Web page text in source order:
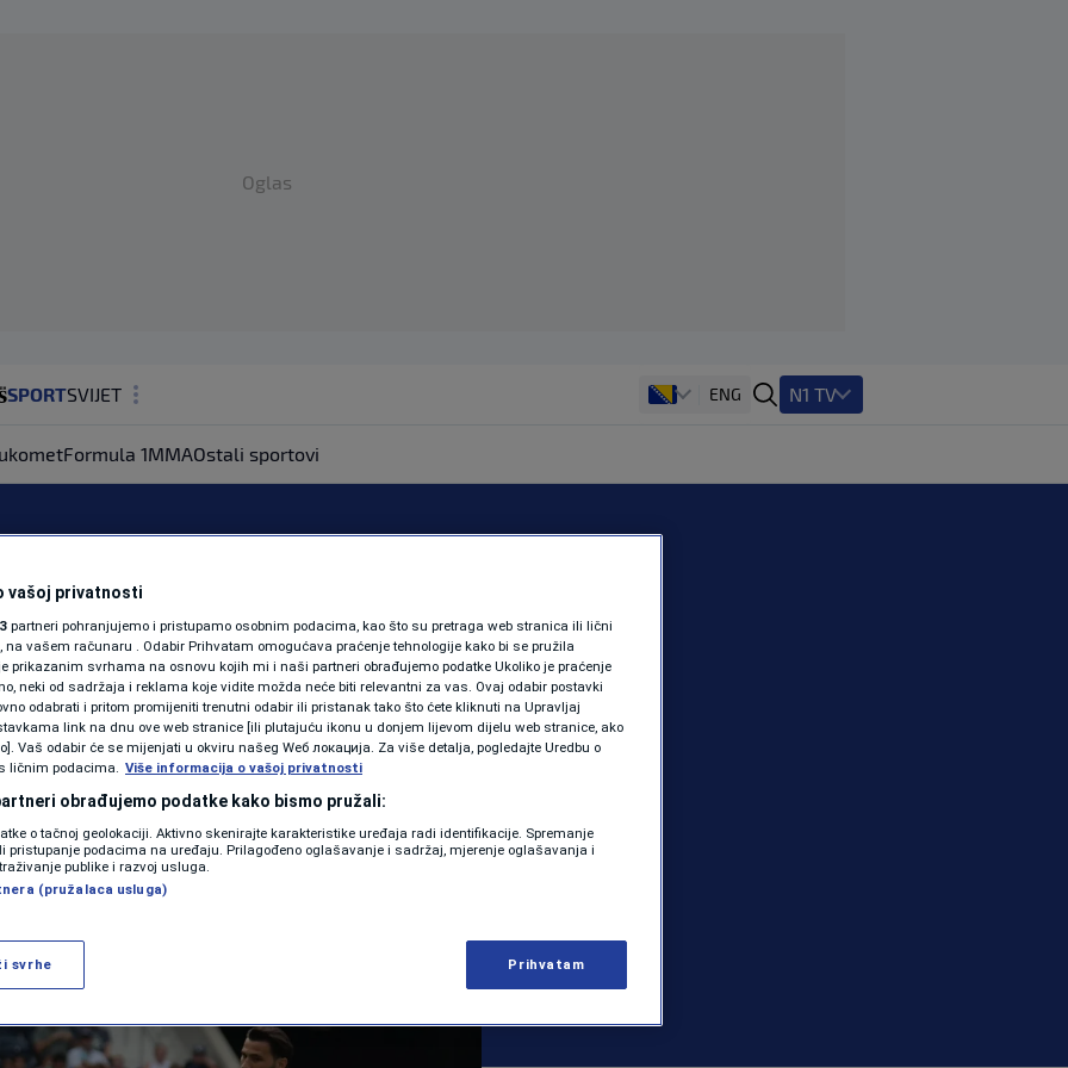
Oglas
SPORTSVIJET
ZDRAVLJE
SHOWBIZ
KOLUMNE
PODCAST
N1 SPECIJAL
FENOMENI
NEISTRAŽENO
VIRALNO
VIDEO
ENG N1 TV
Formula 1MMAOstali sportovi
Paname u
pred nastup na
NOGOMET | 0 komentara
vašoj privatnosti
partneri pohranjujemo i pristupamo osobnim podacima, kao što su pretraga web stranica ili lični
na vašem računaru . Odabir Prihvatam omogućava praćenje tehnologije kako bi se pružila
prikazanim svrhama na osnovu kojih mi i naši partneri obrađujemo podatke Ukoliko je praćenje
neki od sadržaja i reklama koje vidite možda neće biti relevantni za vas. Ovaj odabir postavki
odabrati i pritom promijeniti trenutni odabir ili pristanak tako što ćete kliknuti na Upravljaj
link na dnu ove web stranice [ili plutajuću ikonu u donjem lijevom dijelu web stranice, ako
Vaš odabir će se mijenjati u okviru našeg Wеб локација. Za više detalja, pogledajte Uredbu o
ličnim podacima. Više informacija o vašoj privatnosti
obrađujemo podatke kako bismo pružali:
o tačnoj geolokaciji. Aktivno skenirajte karakteristike uređaja radi identifikacije. Spremanje
pristupanje podacima na uređaju. Prilagođeno oglašavanje i sadržaj, mjerenje oglašavanja i
publike i razvoj usluga.
(pružalaca usluga)
svrhe Prihvatam